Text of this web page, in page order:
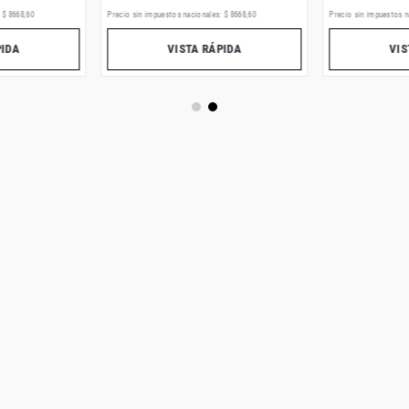
$ 8668,60 Precio sin impuestos nacionales: $ 8668,60
VISTA RÁPIDA
Precio sin impuestos